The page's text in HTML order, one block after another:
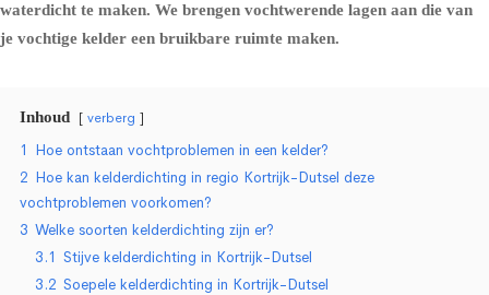
waterdicht te maken. We brengen vochtwerende lagen aan die van
je vochtige kelder een bruikbare ruimte maken.
Inhoud verberg
1 Hoe ontstaan vochtproblemen in een kelder?
2 Hoe kan kelderdichting in regio Kortrijk-Dutsel deze
vochtproblemen voorkomen?
3 Welke soorten kelderdichting zijn er?
3.1 Stijve kelderdichting in Kortrijk-Dutsel
3.2 Soepele kelderdichting in Kortrijk-Dutsel